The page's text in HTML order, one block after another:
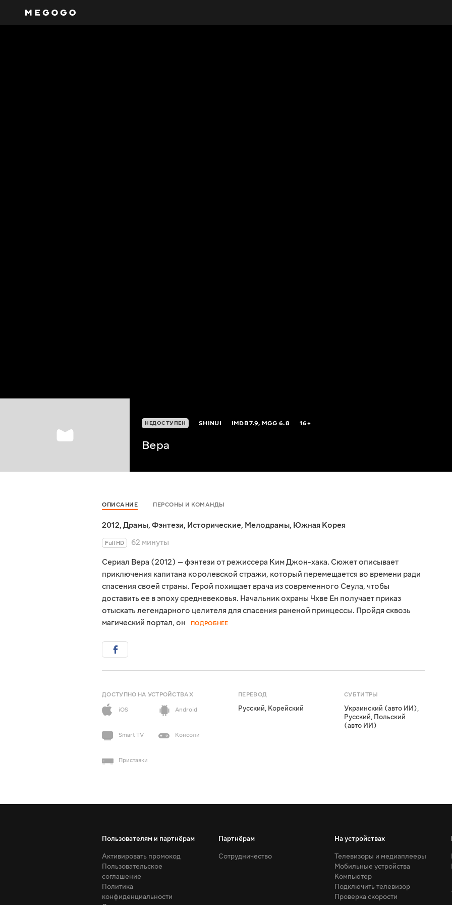
НЕДОСТУПЕН SHINUI IMDB7.9, MGG6.8 16+
Вера
ОПИСАНИЕ ПЕРСОНЫ И КОМАНДЫ
2012, Драмы, Фэнтези, Исторические, Мелодрамы, Южная Корея
Full HD
62 минуты
Сериал Вера (2012) — фэнтези от режиссера Ким Джон-хака. Сюжет описывает
приключения капитана королевской стражи, который перемещается во времени ради
спасения своей страны. Герой похищает врача из современного Сеула, чтобы
доставить ее в эпоху средневековья. Начальник охраны Чхве Ен получает приказ
отыскать легендарного целителя для спасения раненой принцессы. Пройдя сквозь
магический портал, он
ПОДРОБНЕЕ
ДОСТУПНО НА УСТРОЙСТВАХ
iOS
Android
Smart TV Консоли
Приставки
ПЕРЕВОД
Русский, Корейский
СУБТИТРЫ
Украинский (авто ИИ),
Русский, Польский
(авто ИИ)
Пользователям и партнёрам
Активировать промокод
Пользовательское
соглашение
Политика
конфиденциальности
Партнёрам
Сотрудничество
На устройствах
Телевизоры и медиаплееры
Мобильные устройства
Компьютер
Подключить телевизор
Проверка скорости